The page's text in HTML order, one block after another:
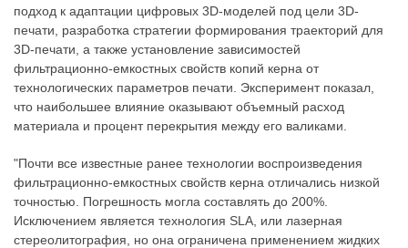
подход к адаптации цифровых 3D-моделей под цели 3D-
печати, разработка стратегии формирования траекторий для
3D-печати, а также установление зависимостей
фильтрационно-емкостных свойств копий керна от
технологических параметров печати. Эксперимент показал,
что наибольшее влияние оказывают объемный расход
материала и процент перекрытия между его валиками.
"Почти все известные ранее технологии воспроизведения
фильтрационно-емкостных свойств керна отличались низкой
точностью. Погрешность могла составлять до 200%.
Исключением является технология SLA, или лазерная
стереолитография, но она ограничена применением жидких